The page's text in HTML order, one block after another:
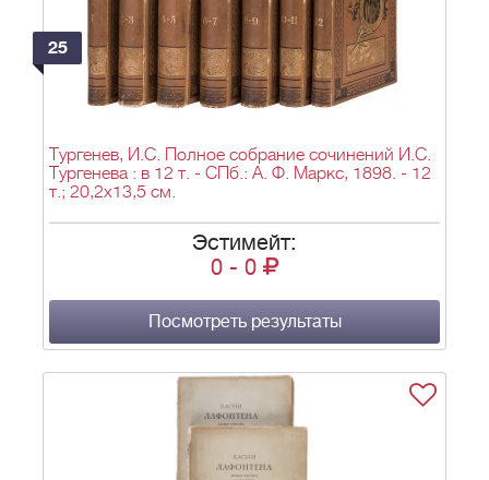
25
Тургенев, И.С. Полное собрание сочинений И.С.
Тургенева : в 12 т. - СПб.: А. Ф. Маркс, 1898. - 12
т.; 20,2х13,5 см.
Эстимейт:
0 - 0
Посмотреть результаты